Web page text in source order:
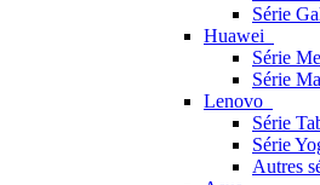
Série
Huawei
Série
Série
Lenovo
Série
Série
Autres